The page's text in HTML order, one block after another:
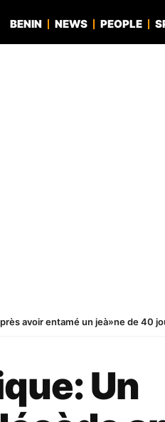
BENIN NEWS PEOPLE
avoir entamé un jeà»ne de 40
Un